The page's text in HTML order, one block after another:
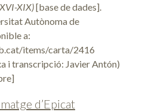
XIX)[base de dades].
Autònoma de
a:
items/carta/2416
i transcripció: Javier Antón)
d’Epicat